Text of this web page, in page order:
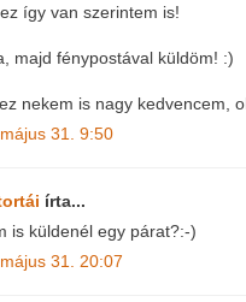
így van szerintem is!
majd fénypostával küldöm! :)
nekem is nagy kedvencem,
31. 9:50
írta...
is küldenél egy párat?:-)
31. 20:07